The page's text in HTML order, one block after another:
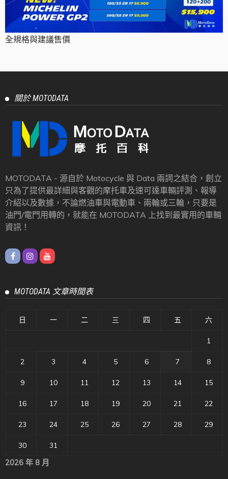
全規格與建議售價
關於 MOTODATA
MOTODATA - 源自於 Motocycle 與 Data 兩詞之結合，創立
只為了提供最詳細與客觀的摩托車及速可達車輛評測、報導
介紹以及數據，不論燃油車與電動車、兩輪或三輪，只要是
油門/電門用轉的，就能在 MOTODATA 上找到最實用的車輛
資訊！
MOTODATA 文章時間表
2026 年 8 月
日 一 二 三 四 五 六
1
2 3 4 5 6 7 8
9 10 11 12 13 14 15
16 17 18 19 20 21 22
23 24 25 26 27 28 29
30 31